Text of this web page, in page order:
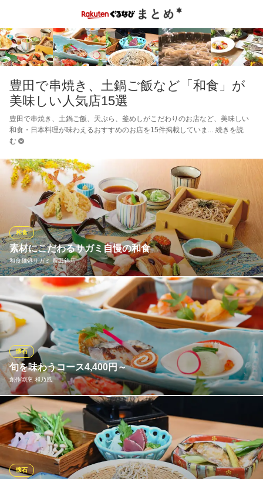
豊田で串焼き、土鍋ご飯など「和食」が
美味しい人気店15選
豊田で串焼き、土鍋ご飯、天ぷら、釜めしがこだわりのお店など、美味しい
和食・日本料理が味わえるおすすめのお店を15件掲載していま
続きを読
む
素材にこだわるサガミ自慢の和食
和食麺処サガミ 豊田錦店
和食
そば・うどんをはじめ、定食、丼もの、お子様メニューまで幅広
くお楽しみいただけます。和食の基本ともいえる「だし」。当店
では毎日欠かさず朝夕と丁寧にだしをとっています。地域に合わ
せた特選素材をブレンドし、本物にこだわった「だし」は、当店
自慢のそば・うどんの美味しさを一層引き立てています。
和食麺処サガミ 豊田錦店
和食・うどん・そば
名鉄三河線上挙母駅 徒歩9分
愛知県豊田市錦町1-101
旬を味わうコース4,400円～
創作割烹 和乃風
懐石
季節の食材をふんだんに使用したコースを全5種ご用意しておりま
す。錦泉7,700円ではお造りや逸品、とろけるような味わいの和牛
のサーロインステーキなどをご堪能いただけます。彩り豊かな和
の品々をお楽しみください。その他、慶祝6,600円など慶事・法事
に最適な会席もご用意しております。
懐石